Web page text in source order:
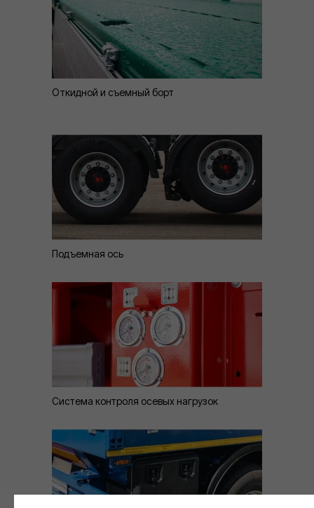
Подъемная ось
Система контроля осевых нагрузок
Откидной и съемный борт